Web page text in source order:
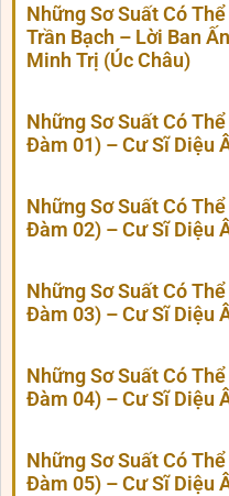
Những Sơ Suất Có
Trần Bạch – Lời Ban
Minh Trị (Úc Châu)
Những Sơ Suất Có
Đàm 01) – Cư Sĩ Diệu
Những Sơ Suất Có
Đàm 02) – Cư Sĩ Diệu
Những Sơ Suất Có
Đàm 03) – Cư Sĩ Diệu
Những Sơ Suất Có
Đàm 04) – Cư Sĩ Diệu
Những Sơ Suất Có
Đàm 05) – Cư Sĩ Diệu